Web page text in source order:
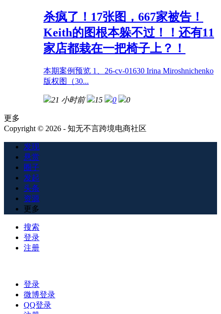
杀疯了！17张图，667家被告！
Keith的图根本躲不过！！还有11
家店都栽在一把椅子上？！
本期案例预览 1、26-cv-01630 Irina Miroshnichenko
版权图（30...
21 小时前 15 0 0
更多
Copyright © 2026 - 知无不言跨境电商社区
发现
悬赏
圈子
发起
头条
资源
更多
搜索
登录
注册
登录
微博登录
QQ登录